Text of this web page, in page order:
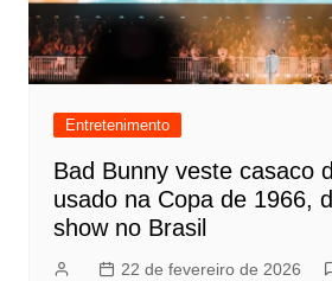
Entretenimento
Bad Bunny veste casaco
usado na Copa de 1966,
show no Brasil
22 de fevereiro de 2026